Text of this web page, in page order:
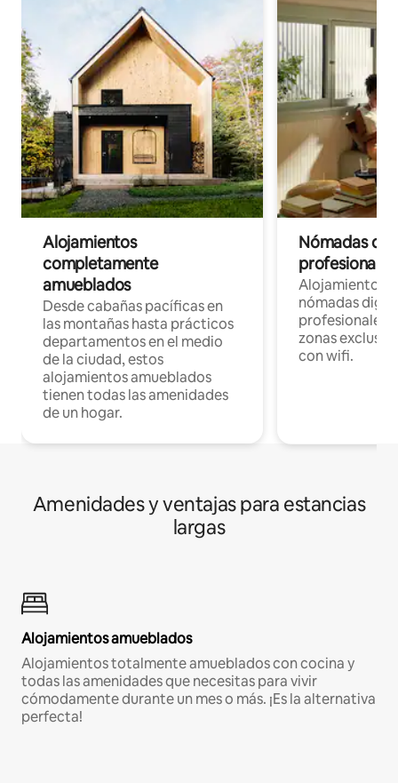
Alojamientos
completamente
amueblados
Desde cabañas pacíficas en
las montañas hasta prácticos
departamentos en el medio
de la ciudad, estos
alojamientos amueblados
tienen todas las amenidades
de un hogar.
Nómadas
Alojamientos
nómadas
profesionales
zonas
con wifi.
Amenidades y ventajas para estancias
largas
Alojamientos amueblados
Alojamientos totalmente amueblados con cocina y
todas las amenidades que necesitas para vivir
cómodamente durante un mes o más. ¡Es la alternativa
perfecta!